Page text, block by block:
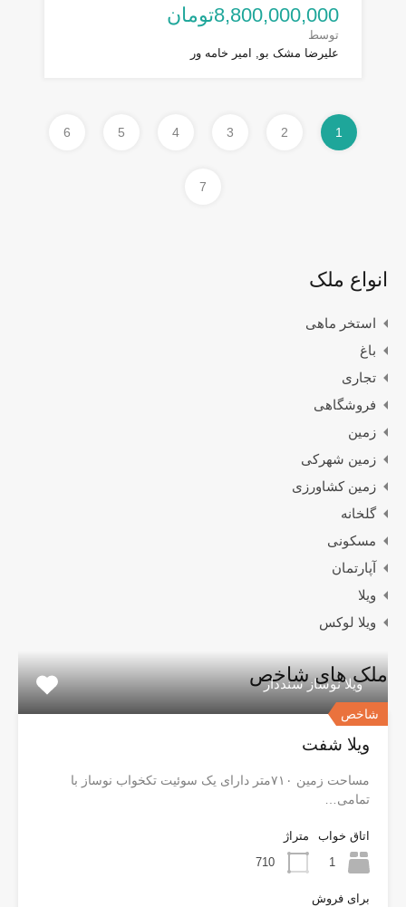
8,800,000,000تومان
توسط
علیرضا مشک بو, امیر خامه ور
1
2
3
4
5
6
7
انواع ملک
استخر ماهی
باغ
تجاری
فروشگاهی
زمین
زمین شهرکی
زمین کشاورزی
گلخانه
مسکونی
آپارتمان
ویلا
ویلا لوکس
ملک های شاخص
شاخص
ویلا نوساز سنددار
ویلا شفت
مساحت زمین ۷۱۰متر دارای یک سوئیت تکخواب نوساز با
تمامی…
اتاق خواب
1
متراژ
710
برای فروش